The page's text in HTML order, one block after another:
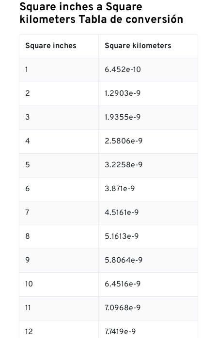
Square inches a Square
kilometers Tabla de conversión
Square inches Square kilometers
1 6.452e-10
2 1.2903e-9
3 1.9355e-9
4 2.5806e-9
5 3.2258e-9
6 3.871e-9
7 4.5161e-9
8 5.1613e-9
9 5.8064e-9
10 6.4516e-9
11 7.0968e-9
12 7.7419e-9